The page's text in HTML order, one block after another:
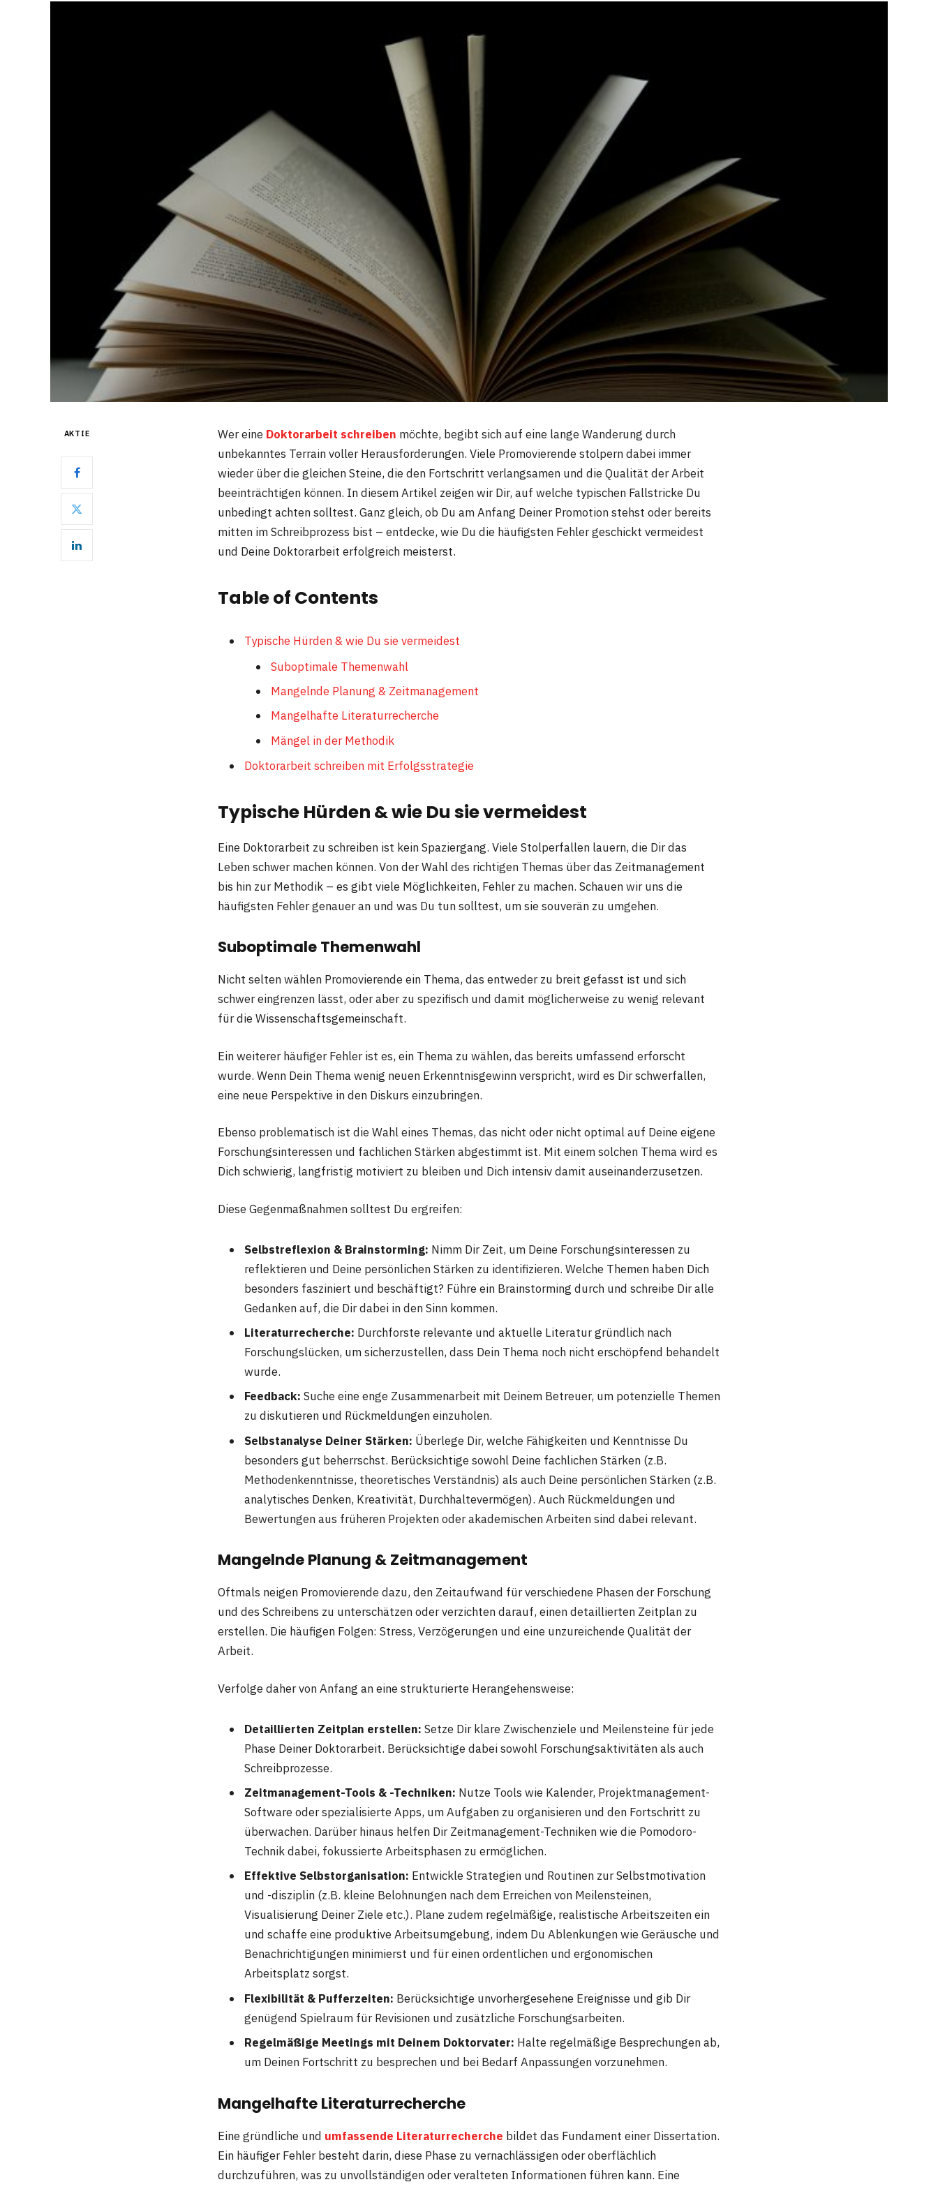
AKTIE Wer eine Doktorarbeit schreiben möchte, begibt sich auf eine lange Wanderung durch
unbekanntes Terrain voller Herausforderungen. Viele Promovierende stolpern dabei immer
wieder über die gleichen Steine, die den Fortschritt verlangsamen und die Qualität der Arbeit
beeinträchtigen können. In diesem Artikel zeigen wir Dir, auf welche typischen Fallstricke Du
unbedingt achten solltest. Ganz gleich, ob Du am Anfang Deiner Promotion stehst oder bereits
mitten im Schreibprozess bist – entdecke, wie Du die häufigsten Fehler geschickt vermeidest
und Deine Doktorarbeit erfolgreich meisterst.
Table of Contents
Typische Hürden & wie Du sie vermeidest
Suboptimale Themenwahl
Mangelnde Planung & Zeitmanagement
Mangelhafte Literaturrecherche
Mängel in der Methodik
Doktorarbeit schreiben mit Erfolgsstrategie
Typische Hürden & wie Du sie vermeidest
Eine Doktorarbeit zu schreiben ist kein Spaziergang. Viele Stolperfallen lauern, die Dir das
Leben schwer machen können. Von der Wahl des richtigen Themas über das Zeitmanagement
bis hin zur Methodik – es gibt viele Möglichkeiten, Fehler zu machen. Schauen wir uns die
häufigsten Fehler genauer an und was Du tun solltest, um sie souverän zu umgehen.
Suboptimale Themenwahl
Nicht selten wählen Promovierende ein Thema, das entweder zu breit gefasst ist und sich
schwer eingrenzen lässt, oder aber zu spezifisch und damit möglicherweise zu wenig relevant
für die Wissenschaftsgemeinschaft.
Ein weiterer häufiger Fehler ist es, ein Thema zu wählen, das bereits umfassend erforscht
wurde. Wenn Dein Thema wenig neuen Erkenntnisgewinn verspricht, wird es Dir schwerfallen,
eine neue Perspektive in den Diskurs einzubringen.
Ebenso problematisch ist die Wahl eines Themas, das nicht oder nicht optimal auf Deine eigene
Forschungsinteressen und fachlichen Stärken abgestimmt ist. Mit einem solchen Thema wird es
Dich schwierig, langfristig motiviert zu bleiben und Dich intensiv damit auseinanderzusetzen.
Diese Gegenmaßnahmen solltest Du ergreifen:
Selbstreflexion & Brainstorming: Nimm Dir Zeit, um Deine Forschungsinteressen zu
reflektieren und Deine persönlichen Stärken zu identifizieren. Welche Themen haben Dich
besonders fasziniert und beschäftigt? Führe ein Brainstorming durch und schreibe Dir alle
Gedanken auf, die Dir dabei in den Sinn kommen.
Literaturrecherche: Durchforste relevante und aktuelle Literatur gründlich nach
Forschungslücken, um sicherzustellen, dass Dein Thema noch nicht erschöpfend behandelt
wurde.
Feedback: Suche eine enge Zusammenarbeit mit Deinem Betreuer, um potenzielle Themen
zu diskutieren und Rückmeldungen einzuholen.
Selbstanalyse Deiner Stärken: Überlege Dir, welche Fähigkeiten und Kenntnisse Du
besonders gut beherrschst. Berücksichtige sowohl Deine fachlichen Stärken (z.B.
Methodenkenntnisse, theoretisches Verständnis) als auch Deine persönlichen Stärken (z.B.
analytisches Denken, Kreativität, Durchhaltevermögen). Auch Rückmeldungen und
Bewertungen aus früheren Projekten oder akademischen Arbeiten sind dabei relevant.
Mangelnde Planung & Zeitmanagement
Oftmals neigen Promovierende dazu, den Zeitaufwand für verschiedene Phasen der Forschung
und des Schreibens zu unterschätzen oder verzichten darauf, einen detaillierten Zeitplan zu
erstellen. Die häufigen Folgen: Stress, Verzögerungen und eine unzureichende Qualität der
Arbeit.
Verfolge daher von Anfang an eine strukturierte Herangehensweise:
Detaillierten Zeitplan erstellen: Setze Dir klare Zwischenziele und Meilensteine für jede
Phase Deiner Doktorarbeit. Berücksichtige dabei sowohl Forschungsaktivitäten als auch
Schreibprozesse.
Zeitmanagement-Tools & -Techniken: Nutze Tools wie Kalender, Projektmanagement-
Software oder spezialisierte Apps, um Aufgaben zu organisieren und den Fortschritt zu
überwachen. Darüber hinaus helfen Dir Zeitmanagement-Techniken wie die Pomodoro-
Technik dabei, fokussierte Arbeitsphasen zu ermöglichen.
Effektive Selbstorganisation: Entwickle Strategien und Routinen zur Selbstmotivation
und -disziplin (z.B. kleine Belohnungen nach dem Erreichen von Meilensteinen,
Visualisierung Deiner Ziele etc.). Plane zudem regelmäßige, realistische Arbeitszeiten ein
und schaffe eine produktive Arbeitsumgebung, indem Du Ablenkungen wie Geräusche und
Benachrichtigungen minimierst und für einen ordentlichen und ergonomischen
Arbeitsplatz sorgst.
Flexibilität & Pufferzeiten: Berücksichtige unvorhergesehene Ereignisse und gib Dir
genügend Spielraum für Revisionen und zusätzliche Forschungsarbeiten.
Regelmäßige Meetings mit Deinem Doktorvater: Halte regelmäßige Besprechungen ab,
um Deinen Fortschritt zu besprechen und bei Bedarf Anpassungen vorzunehmen.
Mangelhafte Literaturrecherche
Eine gründliche und umfassende Literaturrecherche bildet das Fundament einer Dissertation.
Ein häufiger Fehler besteht darin, diese Phase zu vernachlässigen oder oberflächlich
durchzuführen, was zu unvollständigen oder veralteten Informationen führen kann. Eine